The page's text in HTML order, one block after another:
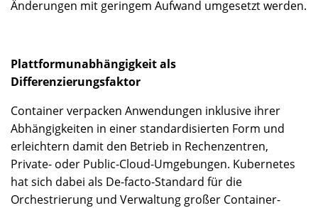
Änderungen mit geringem Aufwand umgesetzt werden.
Plattformunabhängigkeit als
Differenzierungsfaktor
Container verpacken Anwendungen inklusive ihrer
Abhängigkeiten in einer standardisierten Form und
erleichtern damit den Betrieb in Rechenzentren,
Private- oder Public-Cloud-Umgebungen. Kubernetes
hat sich dabei als De-facto-Standard für die
Orchestrierung und Verwaltung großer Container-